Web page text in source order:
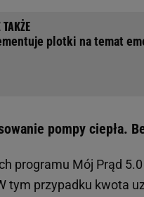
plotki na temat
pompy ciepła.
programu Mój Prąd
tym przypadku kwota